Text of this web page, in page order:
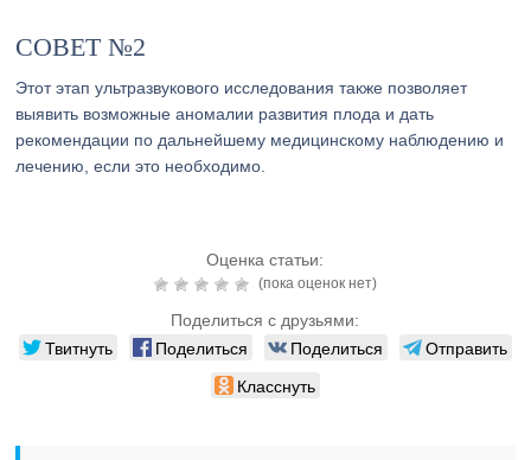
СОВЕТ №2
Этот этап ультразвукового исследования также позволяет
выявить возможные аномалии развития плода и дать
рекомендации по дальнейшему медицинскому наблюдению и
лечению, если это необходимо.
Оценка статьи:
(пока оценок нет)
Поделиться с друзьями:
Твитнуть Поделиться Поделиться
Отправить
Класснуть